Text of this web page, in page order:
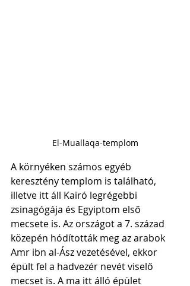
El-Muallaqa-templom
A környéken számos egyéb
keresztény templom is található,
illetve itt áll Kairó legrégebbi
zsinagógája és Egyiptom első
mecsete is. Az országot a 7. század
közepén hódították meg az arabok
Amr ibn al-Ász vezetésével, ekkor
épült fel a hadvezér nevét viselő
mecset is. A ma itt álló épület